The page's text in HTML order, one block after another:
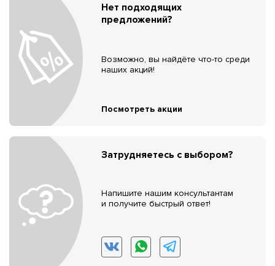
Нет подходящих
предложений?
Возможно, вы найдёте что-то среди
наших акций!
Посмотреть акции
Затрудняетесь с выбором?
Напишите нашим консультантам
и получите быстрый ответ!